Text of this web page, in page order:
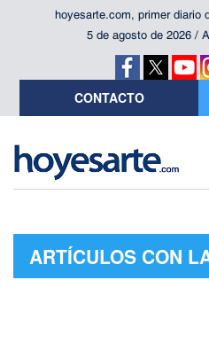
hoyesarte.com, primer diario
5 de agosto de 2026 /
CONTACTO
ARTÍCULOS CON